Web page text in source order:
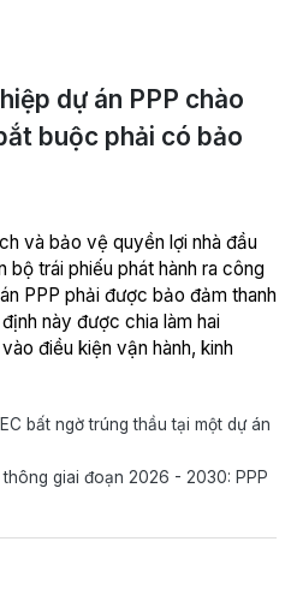
dự án PPP chào
buộc phải có bảo
và bảo vệ quyền lợi nhà đầu
bộ trái phiếu phát hành ra công
PPP phải được bảo đảm thanh
này được chia làm hai
điều kiện vận hành, kinh
bất ngờ trúng thầu tại một dự án
giai đoạn 2026 - 2030: PPP